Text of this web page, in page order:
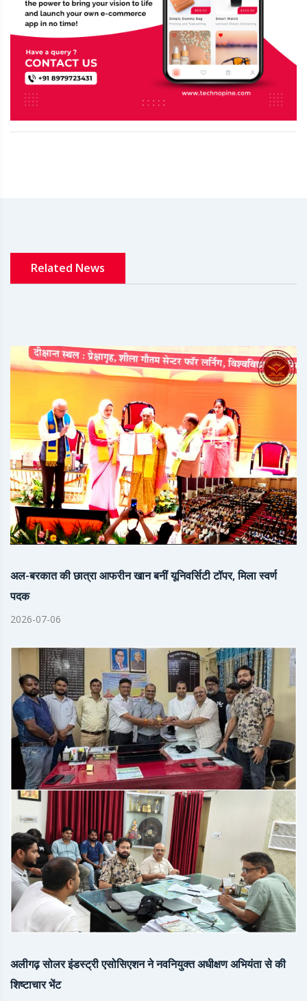
Related News
अल-बरकात की छात्रा आफरीन खान बनीं यूनिवर्सिटी टॉपर, मिला स्वर्ण
पदक
2026-07-06
अलीगढ़ सोलर इंडस्ट्री एसोसिएशन ने नवनियुक्त अधीक्षण अभियंता से की
शिष्टाचार भेंट